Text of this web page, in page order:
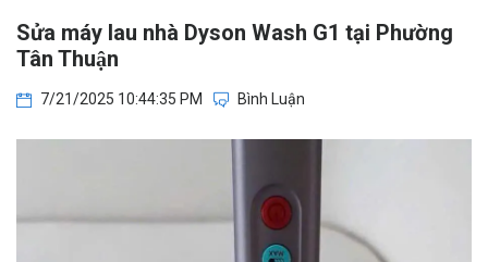
Sửa máy lau nhà Dyson Wash G1 tại Phường
Tân Thuận
7/21/2025 10:44:35 PM Bình Luận